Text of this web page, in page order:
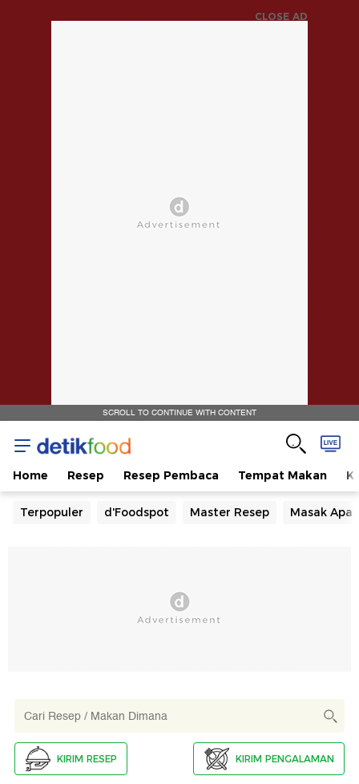
CLOSE AD
SCROLL TO CONTINUE WITH CONTENT
Home Resep Resep Pembaca Tempat Makan
Terpopuler d'Foodspot Master Resep Masak Apa
KIRIM RESEP KIRIM PENGALAMAN